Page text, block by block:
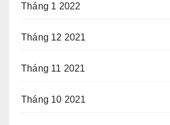
Tháng 1 2022
Tháng 12 2021
Tháng 11 2021
Tháng 10 2021